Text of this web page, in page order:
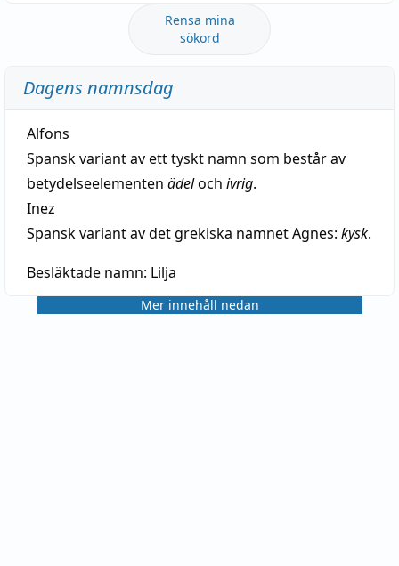
Rensa mina
sökord
Dagens namnsdag
Alfons
Spansk variant av ett tyskt namn som består av
betydelseelementen ädeloch ivrig.
Inez
Spansk variant av det grekiska namnet Agnes: kysk.
Besläktade namn: Lilja
Mer innehåll nedan